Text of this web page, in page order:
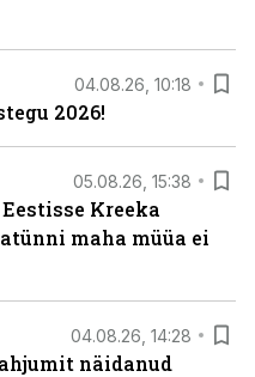
04.08.26, 10:18
2026!
05.08.26, 15:38
Kreeka
maha müüa ei
04.08.26, 14:28
näidanud